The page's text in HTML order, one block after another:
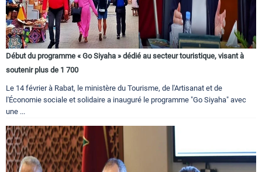
Début du programme « Go Siyaha » dédié au secteur touristique, visant à
soutenir plus de 1 700
Le 14 février à Rabat, le ministère du Tourisme, de l'Artisanat et de
l'Économie sociale et solidaire a inauguré le programme "Go Siyaha" avec
une ...